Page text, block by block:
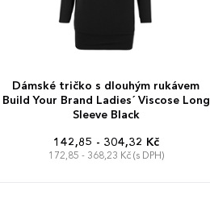
Dámské tričko s dlouhým rukávem
Build Your Brand Ladies´ Viscose Long
Sleeve Black
142,85 - 304,32 Kč
172,85 - 368,23 Kč (s DPH)